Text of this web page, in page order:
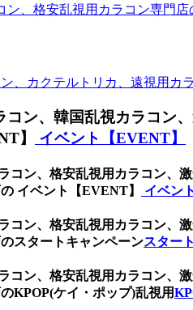
、格安乱視用カラコン専門店
カクテルトリカ、遠視用カ
ン、韓国乱視カラコン
】
イベント【EVENT】
コン、格安乱視用カラコン、
イベント【EVENT】
イベン
コン、格安乱視用カラコン、
スタートキャンペーンスター
コン、格安乱視用カラコン、
KPOP(ケイ・ポップ)乱視用